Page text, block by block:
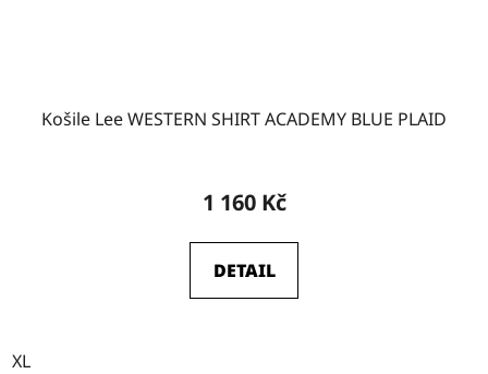
Košile Lee WESTERN SHIRT ACADEMY BLUE PLAID
1 160 Kč
DETAIL
XL